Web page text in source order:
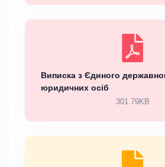
Виписка з Єдиного
юридичних осіб
301.79KB